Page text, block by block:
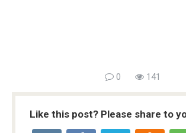
0 141
Like this post? Please share to